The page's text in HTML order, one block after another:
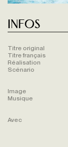
Infos
Titre original
Titre français
Réalisation
Scénario
Image
Musique
Avec